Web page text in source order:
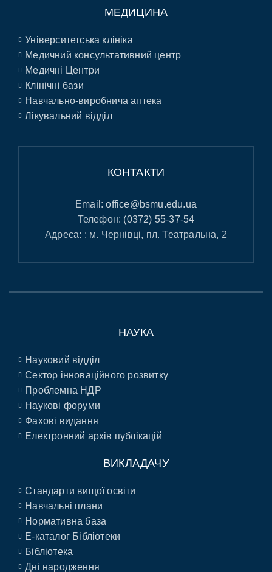
МЕДИЦИНА
Університетська клініка
Медичний консультативний центр
Медичні Центри
Клінічні бази
Навчально-виробнича аптека
Лікувальний відділ
КОНТАКТИ
Email:office@bsmu.edu.ua
Телефон: (0372) 55-37-54
Адреса: : м. Чернівці, пл. Театральна, 2
НАУКА
Науковий відділ
Сектор інноваційного розвитку
Проблемна НДР
Наукові форуми
Фахові видання
Електронний архів публікацій
ВИКЛАДАЧУ
Стандарти вищої освіти
Навчальні плани
Нормативна база
E-каталог Бібліотеки
Бібліотека
Дні народження